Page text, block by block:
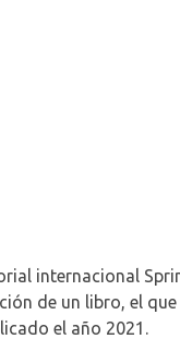
internacional
de un libro, el
el año 2021.